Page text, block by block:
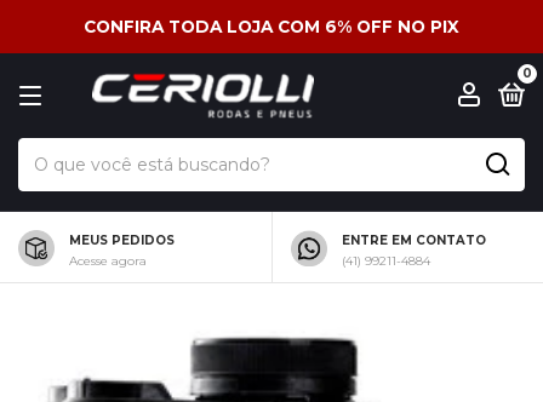
CONFIRA TODA LOJA COM 6% OFF NO PIX
0
MEUS PEDIDOS
Acesse agora
ENTRE EM CONTATO
(41) 99211-4884